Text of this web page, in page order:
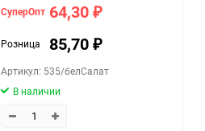
СуперОпт 64,30 ₽
Розница 85,70 ₽
Артикул: 535/белСалат
В наличии